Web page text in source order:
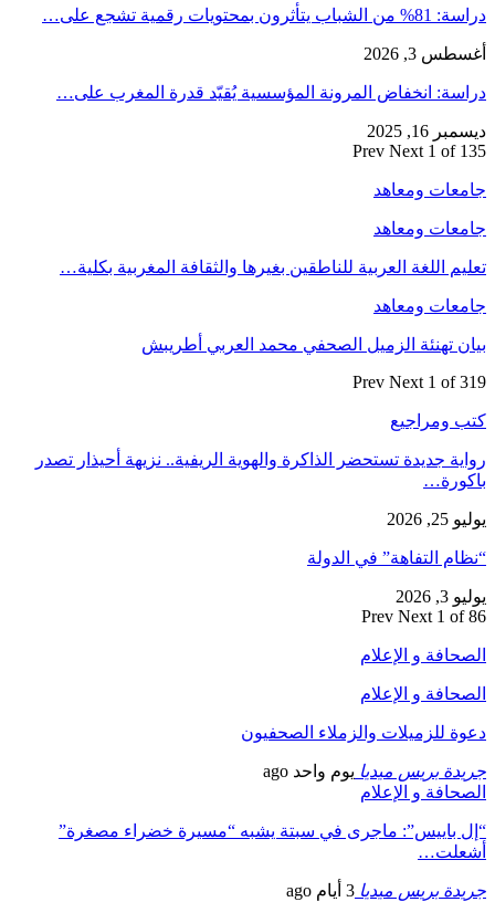
دراسة: 81% من الشباب يتأثرون بمحتويات رقمية تشجع على…
أغسطس 3, 2026
دراسة: انخفاض المرونة المؤسسية يُقيّد قدرة المغرب على…
ديسمبر 16, 2025
Prev Next 1 of 135
جامعات ومعاهد
جامعات ومعاهد
تعليم اللغة العربية للناطقين بغيرها والثقافة المغربية بكلية…
جامعات ومعاهد
بيان تهنئة الزميل الصحفي محمد العربي أطريبش
Prev Next 1 of 319
كتب ومراجيع
رواية جديدة تستحضر الذاكرة والهوية الريفية.. نزيهة أحيذار تصدر
باكورة…
يوليو 25, 2026
“نظام التفاهة” في الدولة
يوليو 3, 2026
Prev Next 1 of 86
الصحافة و الإعلام
الصحافة و الإعلام
دعوة للزميلات والزملاء الصحفيون
جريدة بريس ميديا يوم واحد ago
الصحافة و الإعلام
“إل باييس”: ماجرى في سبتة يشبه “مسيرة خضراء مصغرة”
أشعلت…
جريدة بريس ميديا 3 أيام ago